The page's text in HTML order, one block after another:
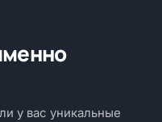
у вас уникальные